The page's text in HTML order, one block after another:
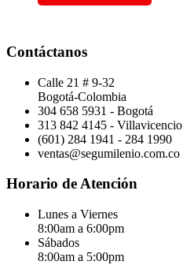
Contáctanos
Calle 21 # 9-32
Bogotá-Colombia
304 658 5931 - Bogotá
313 842 4145 - Villavicencio
(601) 284 1941 - 284 1990
ventas@segumilenio.com.co
Horario de Atención
Lunes a Viernes
8:00am a 6:00pm
Sábados
8:00am a 5:00pm